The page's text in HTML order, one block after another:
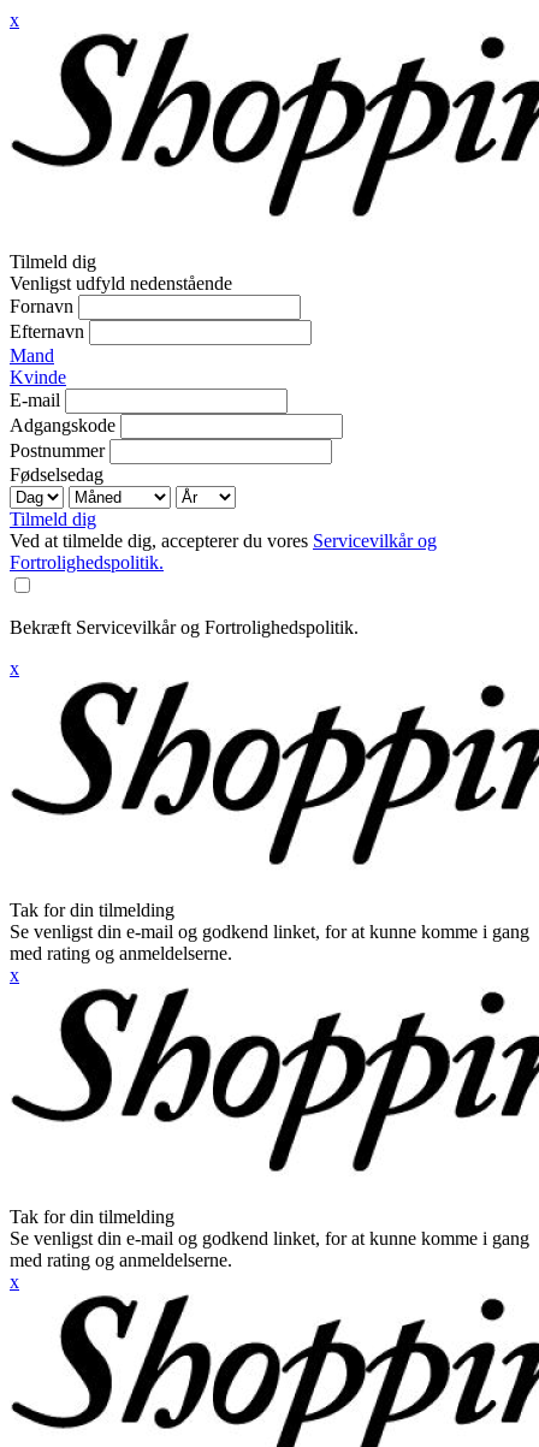
x
Tilmeld dig
Venligst udfyld nedenstående
Fornavn
Efternavn
Mand
Kvinde
E-mail
Adgangskode
Postnummer
Fødselsedag
Tilmeld dig
Ved at tilmelde dig, accepterer du vores Servicevilkår og
Fortrolighedspolitik.
Bekræft Servicevilkår og Fortrolighedspolitik.
x
Tak for din tilmelding
Se venligst din e-mail og godkend linket, for at kunne komme i gang
med rating og anmeldelserne.
x
Tak for din tilmelding
Se venligst din e-mail og godkend linket, for at kunne komme i gang
med rating og anmeldelserne.
x